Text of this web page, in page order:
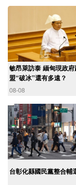
敏昂萊訪泰 緬甸現政
盟“破冰”還有多遠？
08-08
台彰化縣國民黨整合輔